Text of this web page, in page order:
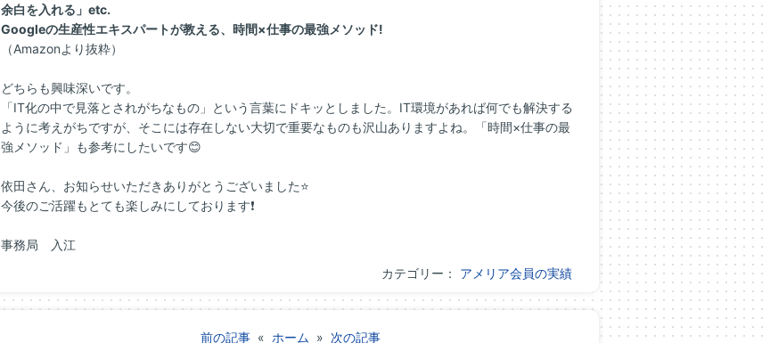
余白を入れる」etc.
Googleの生産性エキスパートが教える、時間×仕事の最強メソッド!
（Amazonより抜粋）
どちらも興味深いです。
「IT化の中で見落とされがちなもの」という言葉にドキッとしました。IT環境があれば何でも解決する
ように考えがちですが、そこには存在しない大切で重要なものも沢山ありますよね。「時間×仕事の最
強メソッド」も参考にしたいです😊
依田さん、お知らせいただきありがとうございました⭐
今後のご活躍もとても楽しみにしております❗
事務局 入江
カテゴリー： アメリア会員の実績
前の記事 « ホーム » 次の記事